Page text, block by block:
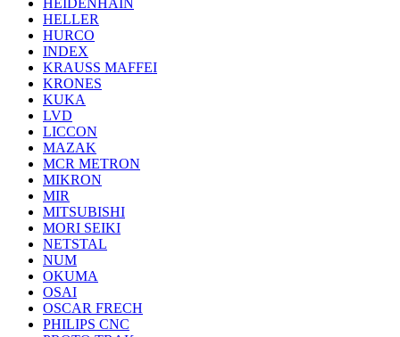
HEIDENHAIN
HELLER
HURCO
INDEX
KRAUSS MAFFEI
KRONES
KUKA
LVD
LICCON
MAZAK
MCR METRON
MIKRON
MIR
MITSUBISHI
MORI SEIKI
NETSTAL
NUM
OKUMA
OSAI
OSCAR FRECH
PHILIPS CNC